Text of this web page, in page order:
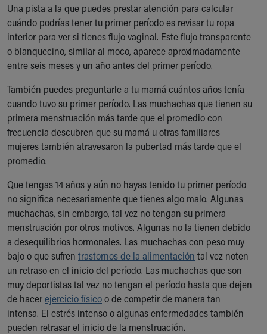
Make an Appointment
Breastfeeding Medicine
Child Passenger Safety
Safe Sleep for Babies
Safe Sleep
Who We Are
Building a Brighter Future
Our Mission, Vision, Promise
Calendar of Events
Community Mission
Connect With Us
Our Culture of Caring
Newsroom
Our Leadership
Quality and Patient Safety
Unity and Engagement
Women's Board
Our History
More childhood, please.™
Cincinnati Children's
Your Visit
MyChart Telehealth Visits
Una pista a la que puedes prestar atención para calcular
cuándo podrías tener tu primer período es revisar tu ropa
interior para ver si tienes flujo vaginal. Este flujo transparente
o blanquecino, similar al moco, aparece aproximadamente
entre seis meses y un año antes del primer período.
También puedes preguntarle a tu mamá cuántos años tenía
cuando tuvo su primer período. Las muchachas que tienen su
primera menstruación más tarde que el promedio con
frecuencia descubren que su mamá u otras familiares
mujeres también atravesaron la pubertad más tarde que el
promedio.
Que tengas 14 años y aún no hayas tenido tu primer período
no significa necesariamente que tienes algo malo. Algunas
muchachas, sin embargo, tal vez no tengan su primera
menstruación por otros motivos. Algunas no la tienen debido
a desequilibrios hormonales. Las muchachas con peso muy
bajo o que sufren trastornos de la alimentación tal vez noten
un retraso en el inicio del período. Las muchachas que son
muy deportistas tal vez no tengan el período hasta que dejen
de hacerejercicio físicoo de competir de manera tan
intensa. El estrés intenso o algunas enfermedades también
pueden retrasar el inicio de la menstruación.